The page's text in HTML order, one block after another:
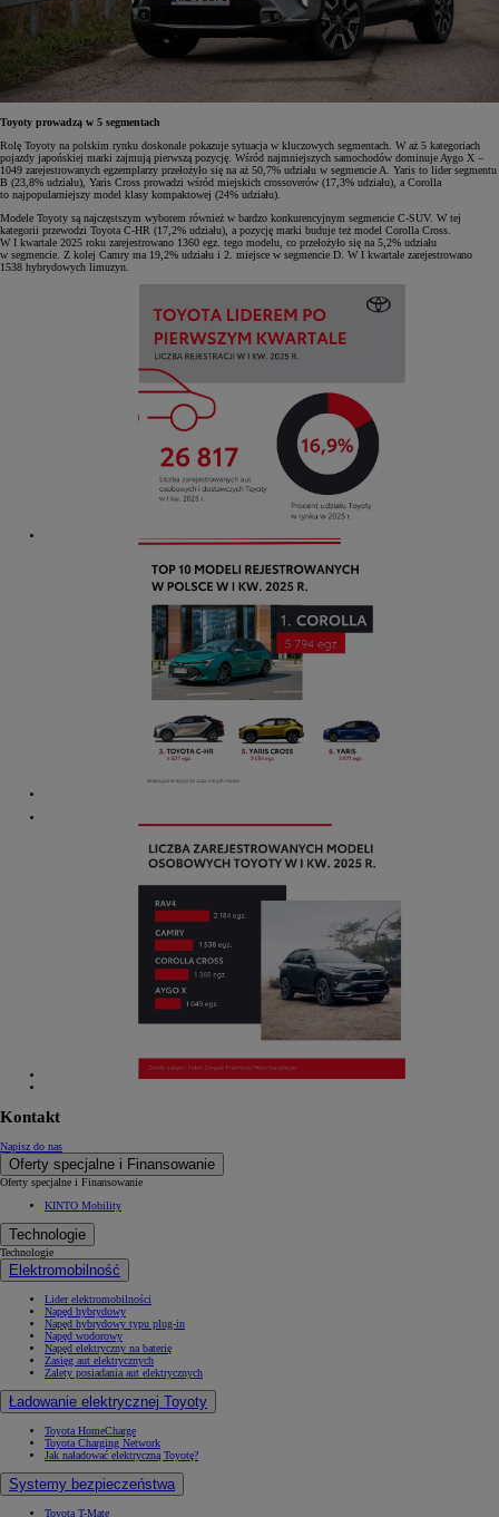
Toyoty prowadzą w 5 segmentach
Rolę Toyoty na polskim rynku doskonale pokazuje sytuacja w kluczowych segmentach. W aż 5 kategoriach
pojazdy japońskiej marki zajmują pierwszą pozycję. Wśród najmniejszych samochodów dominuje Aygo X –
1049 zarejestrowanych egzemplarzy przełożyło się na aż 50,7% udziału w segmencie A. Yaris to lider segmentu
B (23,8% udziału), Yaris Cross prowadzi wśród miejskich crossoverów (17,3% udziału), a Corolla
to najpopularniejszy model klasy kompaktowej (24% udziału).
Modele Toyoty są najczęstszym wyborem również w bardzo konkurencyjnym segmencie C-SUV. W tej
kategorii przewodzi Toyota C-HR (17,2% udziału), a pozycję marki buduje też model Corolla Cross.
W I kwartale 2025 roku zarejestrowano 1360 egz. tego modelu, co przełożyło się na 5,2% udziału
w segmencie. Z kolej Camry ma 19,2% udziału i 2. miejsce w segmencie D. W I kwartale zarejestrowano
1538 hybrydowych limuzyn.
Kontakt
Napisz do nas
Oferty specjalne i Finansowanie
Oferty specjalne i Finansowanie
KINTO Mobility
Technologie
Technologie
Elektromobilność
Lider elektromobilności
Napęd hybrydowy
Napęd hybrydowy typu plug-in
Napęd wodorowy
Napęd elektryczny na baterię
Zasięg aut elektrycznych
Zalety posiadania aut elektrycznych
Ładowanie elektrycznej Toyoty
Toyota HomeCharge
Toyota Charging Network
Jak naładować elektryczną Toyotę?
Systemy bezpieczeństwa
Toyota T-Mate